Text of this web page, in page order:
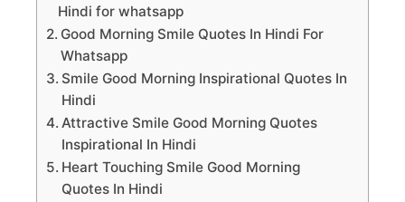
Hindi for whatsapp
Good Morning Smile Quotes In Hindi For
Whatsapp
Smile Good Morning Inspirational Quotes In
Hindi
Attractive Smile Good Morning Quotes
Inspirational In Hindi
Heart Touching Smile Good Morning
Quotes In Hindi